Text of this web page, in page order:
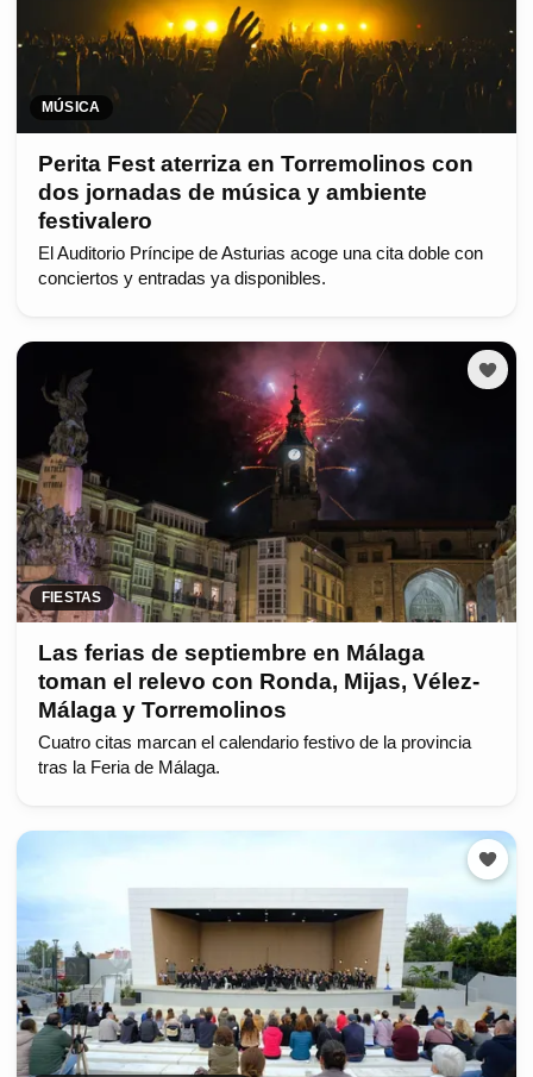
MÚSICA
Perita Fest aterriza en Torremolinos con
dos jornadas de música y ambiente
festivalero
El Auditorio Príncipe de Asturias acoge una cita doble con
conciertos y entradas ya disponibles.
FIESTAS
Las ferias de septiembre en Málaga
toman el relevo con Ronda, Mijas, Vélez-
Málaga y Torremolinos
Cuatro citas marcan el calendario festivo de la provincia
tras la Feria de Málaga.